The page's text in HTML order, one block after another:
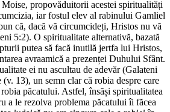
propovăduitorii acestei spiritualități
iar fostul elev al rabinului Gamliel
că, dacă vă circumcideți, Hristos nu vă
5:2). O spiritualitate alternativă, bazată
putea să facă inutilă jertfa lui Hristos,
avraamică a prezenței Duhului Sfânt.
ei nu ascultau de adevăr (Galateni
13), un semn clar că robia despre care
păcatului. Astfel, însăși spiritualitatea
a le rezolva problema păcatului îi făcea